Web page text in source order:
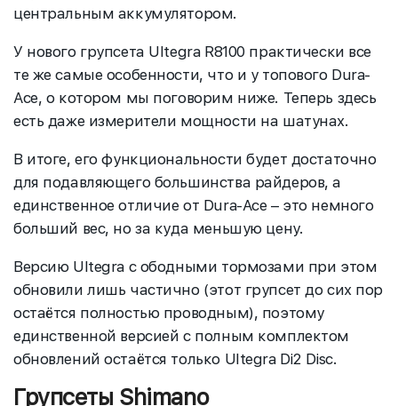
центральным аккумулятором.
У нового групсета Ultegra R8100 практически все
те же самые особенности, что и у топового Dura-
Ace, о котором мы поговорим ниже. Теперь здесь
есть даже измерители мощности на шатунах.
В итоге, его функциональности будет достаточно
для подавляющего большинства райдеров, а
единственное отличие от Dura-Ace – это немного
больший вес, но за куда меньшую цену.
Версию Ultegra с ободными тормозами при этом
обновили лишь частично (этот групсет до сих пор
остаётся полностью проводным), поэтому
единственной версией с полным комплектом
обновлений остаётся только Ultegra Di2 Disc.
Групсеты Shimano